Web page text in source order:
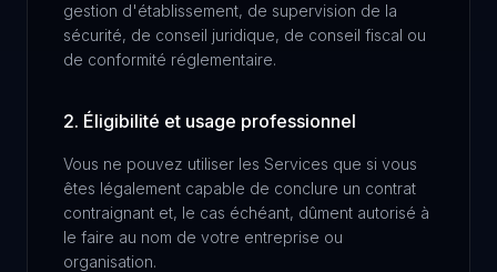
gestion d'établissement, de supervision de la
sécurité, de conseil juridique, de conseil fiscal ou
de conformité réglementaire.
2. Éligibilité et usage professionnel
Vous ne pouvez utiliser les Services que si vous
êtes légalement capable de conclure un contrat
contraignant et, le cas échéant, dûment autorisé à
le faire au nom de votre entreprise ou
organisation.